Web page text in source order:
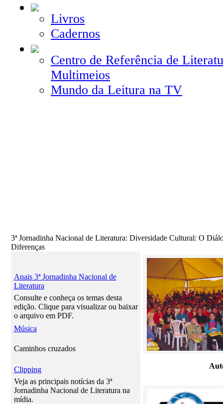
Livros
Cadernos
Centro de Referência de
Multimeios
Mundo da Leitura na TV
3ª Jornadinha Nacional de Literatura: Diversidade Cultural: O
Diferenças
Anais 3ª Jornadinha Nacional de
Literatura
Consulte e conheça os temas desta
edição. Clique para visualizar ou baixar
o arquivo em PDF.
Música
Caminhos cruzados
Clipping
Veja as principais notícias da 3ª
Jornadinha Nacional de Literatura na
mídia.